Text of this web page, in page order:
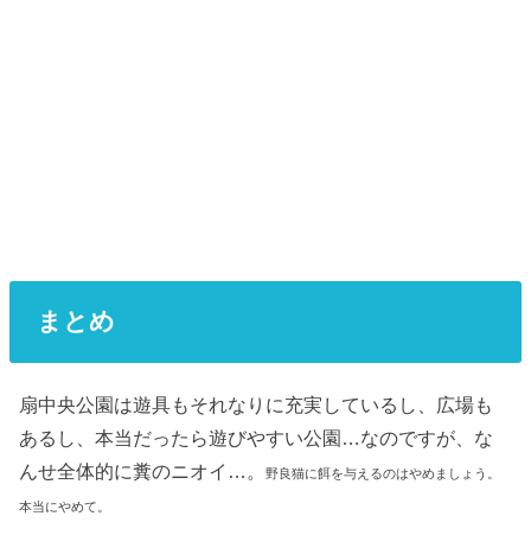
まとめ
扇中央公園は遊具もそれなりに充実しているし、広場も
あるし、本当だったら遊びやすい公園…なのですが、な
んせ全体的に糞のニオイ…。野良猫に餌を与えるのはやめましょう。
本当にやめて。